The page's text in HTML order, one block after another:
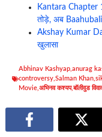
Kantara Chapter
तोड़े, अब
Akshay Kumar
खुलासा
Abhinav Kashyap anurag
controversy Salman Khan
Movie अभिनव कश्यप,बॉलीवुड